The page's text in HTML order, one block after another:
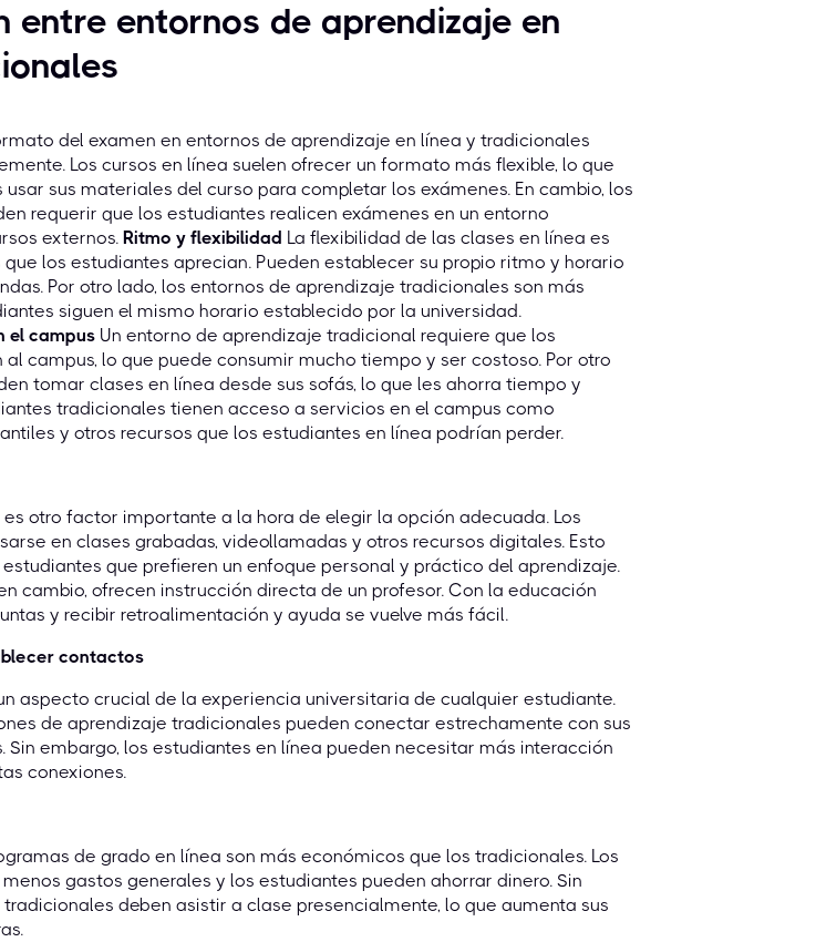
entre entornos de aprendizaje en
del examen en entornos de aprendizaje en línea y tradicionales
Los cursos en línea suelen ofrecer un formato más flexible, lo que
sus materiales del curso para completar los exámenes. En cambio, los
requerir que los estudiantes realicen exámenes en un entorno
externos. Ritmo y flexibilidad La flexibilidad de las clases en línea es
los estudiantes aprecian. Pueden establecer su propio ritmo y horario
Por otro lado, los entornos de aprendizaje tradicionales son más
siguen el mismo horario establecido por la universidad.
el campus Un entorno de aprendizaje tradicional requiere que los
campus, lo que puede consumir mucho tiempo y ser costoso. Por otro
tomar clases en línea desde sus sofás, lo que les ahorra tiempo y
tradicionales tienen acceso a servicios en el campus como
y otros recursos que los estudiantes en línea podrían perder.
otro factor importante a la hora de elegir la opción adecuada. Los
en clases grabadas, videollamadas y otros recursos digitales. Esto
que prefieren un enfoque personal y práctico del aprendizaje.
cambio, ofrecen instrucción directa de un profesor. Con la educación
y recibir retroalimentación y ayuda se vuelve más fácil.
contactos
aspecto crucial de la experiencia universitaria de cualquier estudiante.
de aprendizaje tradicionales pueden conectar estrechamente con sus
Sin embargo, los estudiantes en línea pueden necesitar más interacción
conexiones.
de grado en línea son más económicos que los tradicionales. Los
gastos generales y los estudiantes pueden ahorrar dinero. Sin
deben asistir a clase presencialmente, lo que aumenta sus